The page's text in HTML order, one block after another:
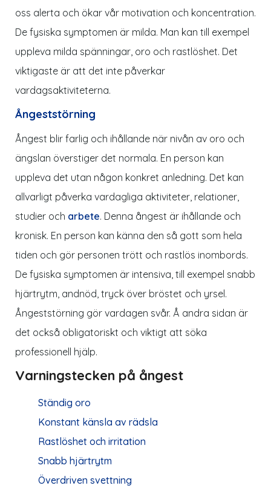
oss alerta och ökar vår motivation och koncentration.
De fysiska symptomen är milda. Man kan till exempel
uppleva milda spänningar, oro och rastlöshet. Det
viktigaste är att det inte påverkar
vardagsaktiviteterna.
Ångeststörning
Ångest blir farlig och ihållande när nivån av oro och
ängslan överstiger det normala. En person kan
uppleva det utan någon konkret anledning. Det kan
allvarligt påverka vardagliga aktiviteter, relationer,
studier och arbete. Denna ångest är ihållande och
kronisk. En person kan känna den så gott som hela
tiden och gör personen trött och rastlös inombords.
De fysiska symptomen är intensiva, till exempel snabb
hjärtrytm, andnöd, tryck över bröstet och yrsel.
Ångeststörning gör vardagen svår. Å andra sidan är
det också obligatoriskt och viktigt att söka
professionell hjälp.
Varningstecken på ångest
Ständig oro
Konstant känsla av rädsla
Rastlöshet och irritation
Snabb hjärtrytm
Överdriven svettning